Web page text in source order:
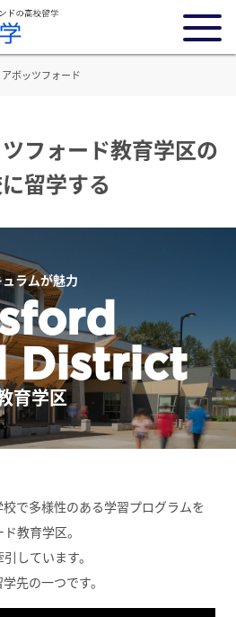
アボッツフォード
フォード教育学区の
留学する
ラムが魅力
District
育学区
で多様性のある学習プログラムを
教育学区。
しています。
先の一つです。